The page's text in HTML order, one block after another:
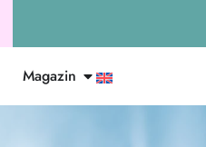
Magazin